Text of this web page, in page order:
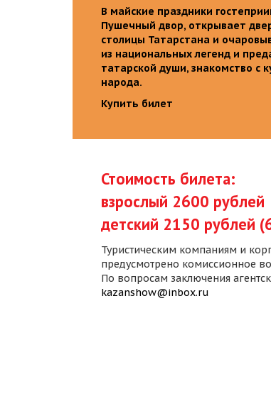
В майские праздники
Пушечный двор, открывает
столицы Татарстана и
из национальных легенд и
татарской души, знакомство с
народа.
Купить билет
Стоимость билета:
взрослый 2600 рублей
детский 2150 рублей
Туристическим компаниям и
предусмотрено комиссионное
По вопросам заключения
kazanshow@inbox.ru